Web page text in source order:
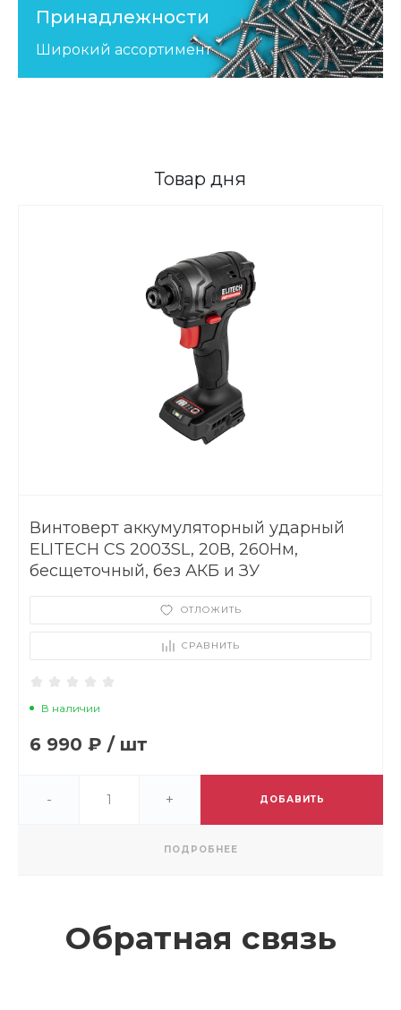
Принадлежности
Широкий ассортимент
Товар дня
Винтоверт аккумуляторный ударный
ELITECH CS 2003SL, 20В, 260Нм,
бесщеточный, без АКБ и ЗУ
ОТЛОЖИТЬ
СРАВНИТЬ
В наличии
6 990 ₽ / шт
- + ДОБАВИТЬ
ПОДРОБНЕЕ
Обратная связь